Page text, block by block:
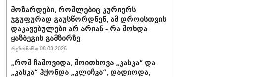
მოზარდები, რომლებიც კურიერს
ჯგუფურად გაუსწორდნენ, ამ დროისთვის
დაკავებულები არ არიან - რა მოხდა
ყაზბეგის გამზირზე
რეზონანსი 08.08.2026
„რომ ჩამოვიდა, მოითხოვა „კასკა“ და
„კასკა“ ჰქონდა „კლიჩკა“, დადიოდა,